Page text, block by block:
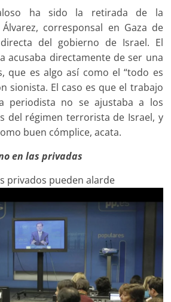
ha sido la retirada de la
corresponsal en Gaza de
del gobierno de Israel. El
acusaba directamente de ser una
que es algo así como el “todo es
sionista. El caso es que el trabajo
periodista no se ajustaba a los
del régimen terrorista de Israel, y
buen cómplice, acata.
en las privadas
privados pueden alarde